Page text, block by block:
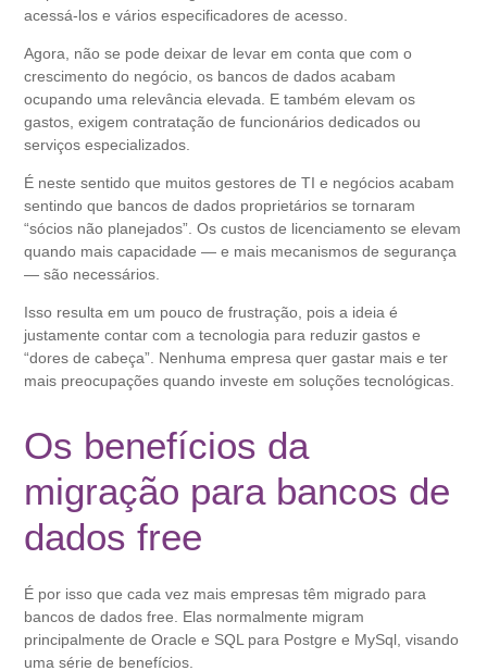
acessá-los e vários especificadores de acesso.
Agora, não se pode deixar de levar em conta que com o
crescimento do negócio, os bancos de dados acabam
ocupando uma relevância elevada. E também elevam os
gastos, exigem contratação de funcionários dedicados ou
serviços especializados.
É neste sentido que muitos gestores de TI e negócios acabam
sentindo que bancos de dados proprietários se tornaram
“sócios não planejados”. Os custos de licenciamento se elevam
quando mais capacidade — e mais mecanismos de segurança
— são necessários.
Isso resulta em um pouco de frustração, pois a ideia é
justamente contar com a tecnologia para reduzir gastos e
“dores de cabeça”. Nenhuma empresa quer gastar mais e ter
mais preocupações quando investe em soluções tecnológicas.
Os benefícios da
migração para bancos de
dados free
É por isso que cada vez mais empresas têm migrado para
bancos de dados free. Elas normalmente migram
principalmente de Oracle e SQL para Postgre e MySql, visando
uma série de benefícios.